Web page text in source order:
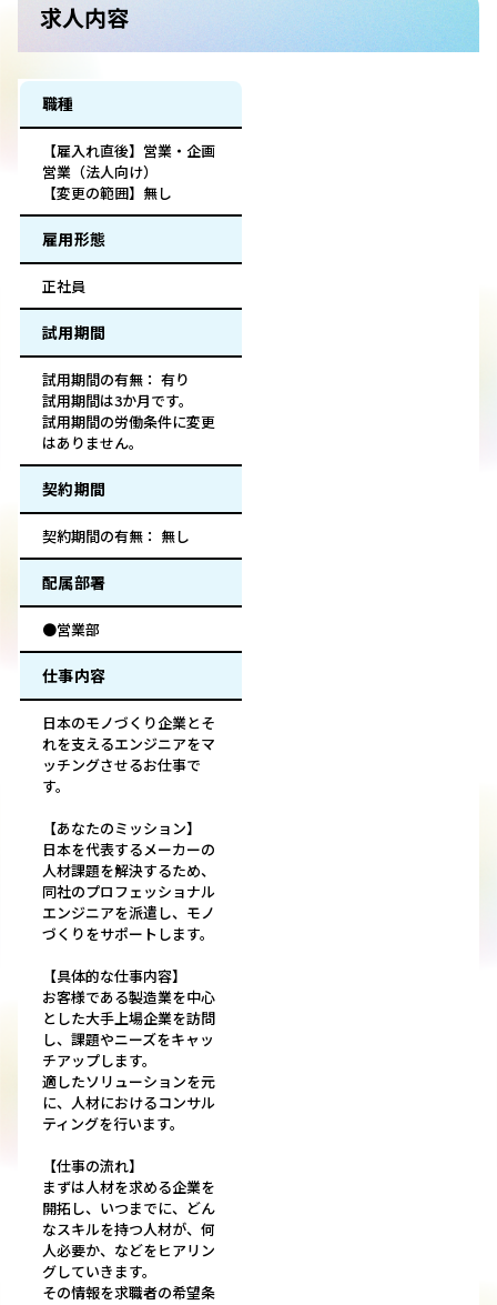
求人内容
職種
【雇入れ直後】営業・企画
営業（法人向け）
【変更の範囲】無し
雇用形態
正社員
試用期間
試用期間の有無： 有り
試用期間は3か月です。
試用期間の労働条件に変更
はありません。
契約期間
契約期間の有無： 無し
配属部署
●営業部
仕事内容
日本のモノづくり企業とそ
れを支えるエンジニアをマ
ッチングさせるお仕事で
す。
【あなたのミッション】
日本を代表するメーカーの
人材課題を解決するため、
同社のプロフェッショナル
エンジニアを派遣し、モノ
づくりをサポートします。
【具体的な仕事内容】
お客様である製造業を中心
とした大手上場企業を訪問
し、課題やニーズをキャッ
チアップします。
適したソリューションを元
に、人材におけるコンサル
ティングを行います。
【仕事の流れ】
まずは人材を求める企業を
開拓し、いつまでに、どん
なスキルを持つ人材が、何
人必要か、などをヒアリン
グしていきます。
その情報を求職者の希望条